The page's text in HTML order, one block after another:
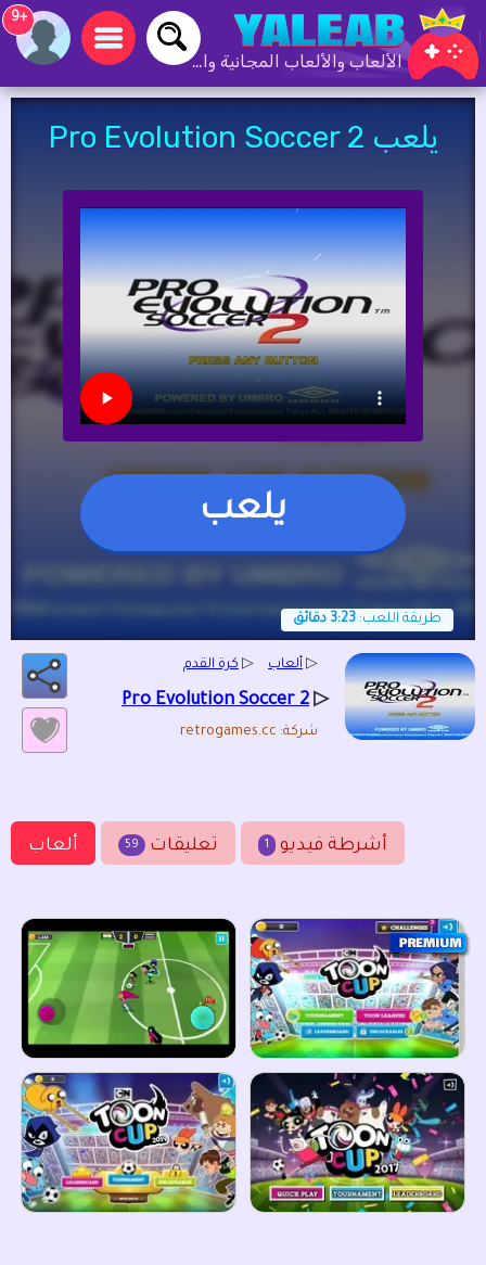
الألعاب والألعاب المجانية والألعاب عبر الإنترنت
+9
يلعب Pro Evolution Soccer 2
يلعب
طريقة اللعب: 3:23 دقائق
▷ ألعاب ▷ كرة القدم
▷
Pro Evolution Soccer 2
شركة: retrogames.cc
ألعاب 59 تعليقات 1 أشرطة فيديو